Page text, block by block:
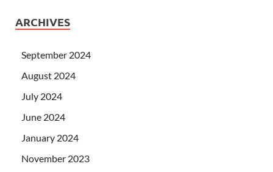
ARCHIVES
September 2024
August 2024
July 2024
June 2024
January 2024
November 2023